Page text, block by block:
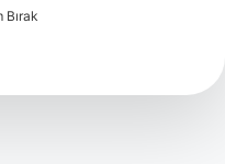
Bırak